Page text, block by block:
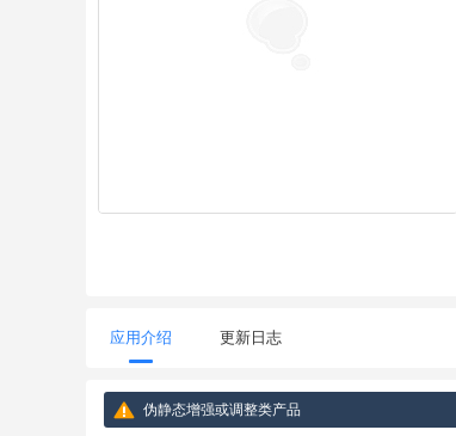
应用介绍 更新日志
伪静态增强或调整类产品